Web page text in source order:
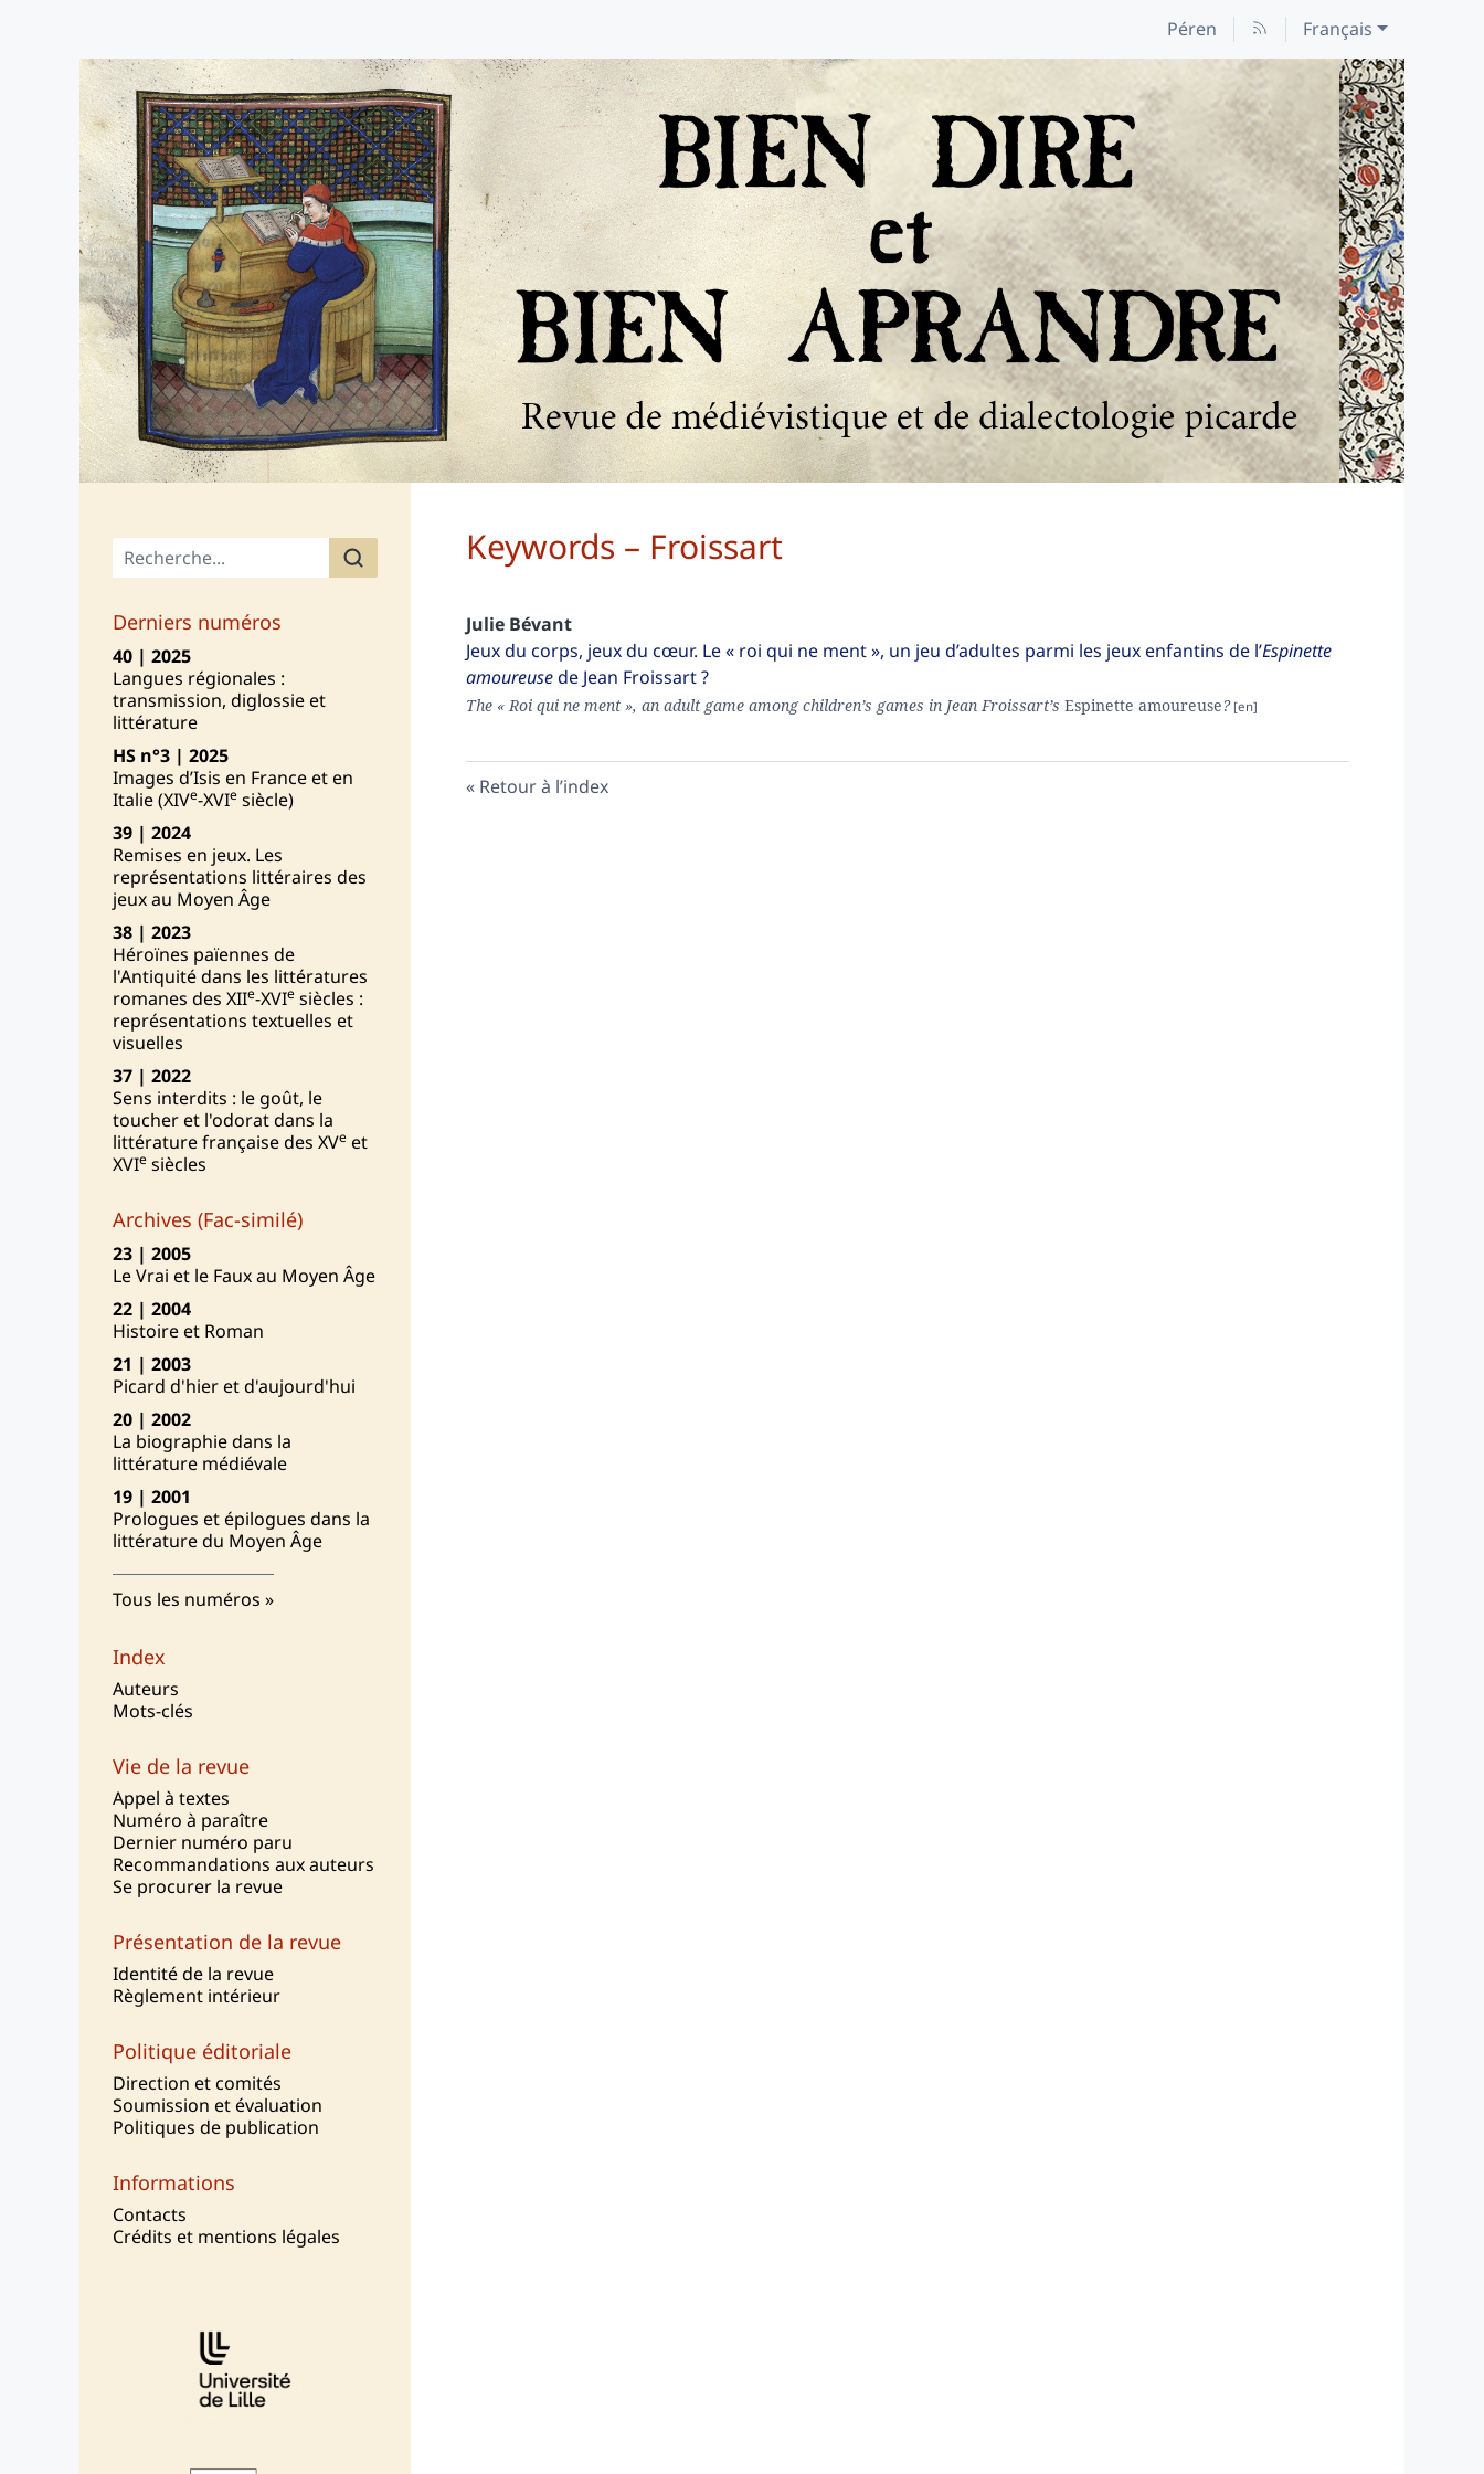
Péren Français
Menu principal
Derniers numéros
40 | 2025
Langues régionales :
transmission, diglossie et
littérature
HS n°3 | 2025
Images d’Isis en France et en
Italie (XIVe-XVIe siècle)
39 | 2024
Remises en jeux. Les
représentations littéraires des
jeux au Moyen Âge
38 | 2023
Héroïnes païennes de
l'Antiquité dans les littératures
romanes des XIIe-XVIe siècles :
représentations textuelles et
visuelles
37 | 2022
Sens interdits : le goût, le
toucher et l'odorat dans la
littérature française des XVe et
XVIe siècles
Archives (Fac-similé)
23 | 2005
Le Vrai et le Faux au Moyen Âge
22 | 2004
Histoire et Roman
21 | 2003
Picard d'hier et d'aujourd'hui
20 | 2002
La biographie dans la
littérature médiévale
19 | 2001
Prologues et épilogues dans la
littérature du Moyen Âge
Tous les numéros
Index
Auteurs
Mots-clés
Vie de la revue
Appel à textes
Numéro à paraître
Dernier numéro paru
Recommandations aux auteurs
Se procurer la revue
Présentation de la revue
Identité de la revue
Règlement intérieur
Politique éditoriale
Direction et comités
Soumission et évaluation
Politiques de publication
Informations
Contacts
Crédits et mentions légales
Keywords – Froissart
Julie Bévant
Jeux du corps, jeux du cœur. Le « roi qui ne ment », un jeu d’adultes parmi les jeux enfantins de l’Espinette
amoureusede Jean Froissart ?
The « Roi qui ne ment », an adult game among children’s games in Jean Froissart’s Espinette amoureuse?
Retour à l’index